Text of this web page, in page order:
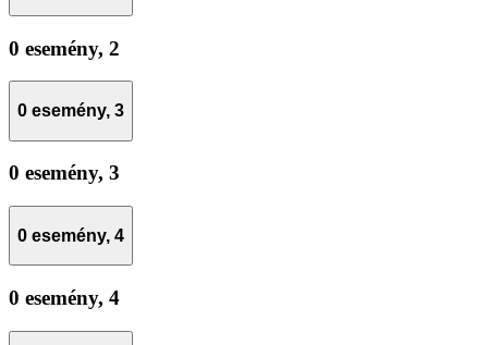
0 esemény, 2
0 esemény, 3
0 esemény, 3
0 esemény, 4
0 esemény, 4